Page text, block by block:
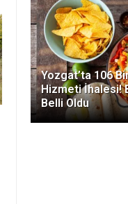
Yozgat’ta 106
Hizmeti İhalesi!
Belli Oldu